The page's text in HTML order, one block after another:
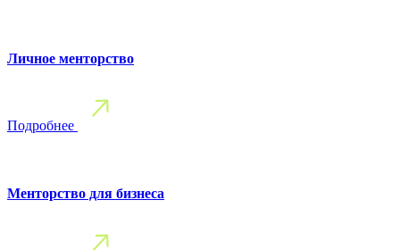
Личное менторство
Подробнее
Менторство для бизнеса